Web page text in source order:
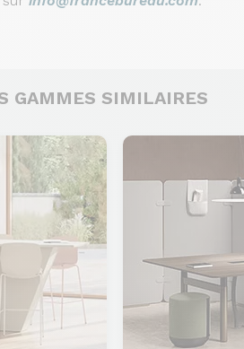
GAMMES SIMILAIRES